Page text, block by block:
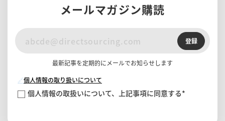
メールマガジン購読
登録
最新記事を定期的にメールでお知らせします
🔗個人情報の取り扱いについて
個人情報の取扱いについて、上記事項に同意する*